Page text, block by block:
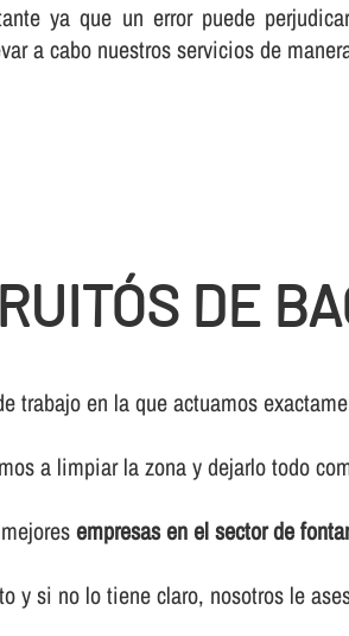
ya que un error puede
a cabo nuestros servicios de
DE
trabajo en la que actuamos
a limpiar la zona y dejarlo todo
empresas en el sector de
y si no lo tiene claro, nosotros le